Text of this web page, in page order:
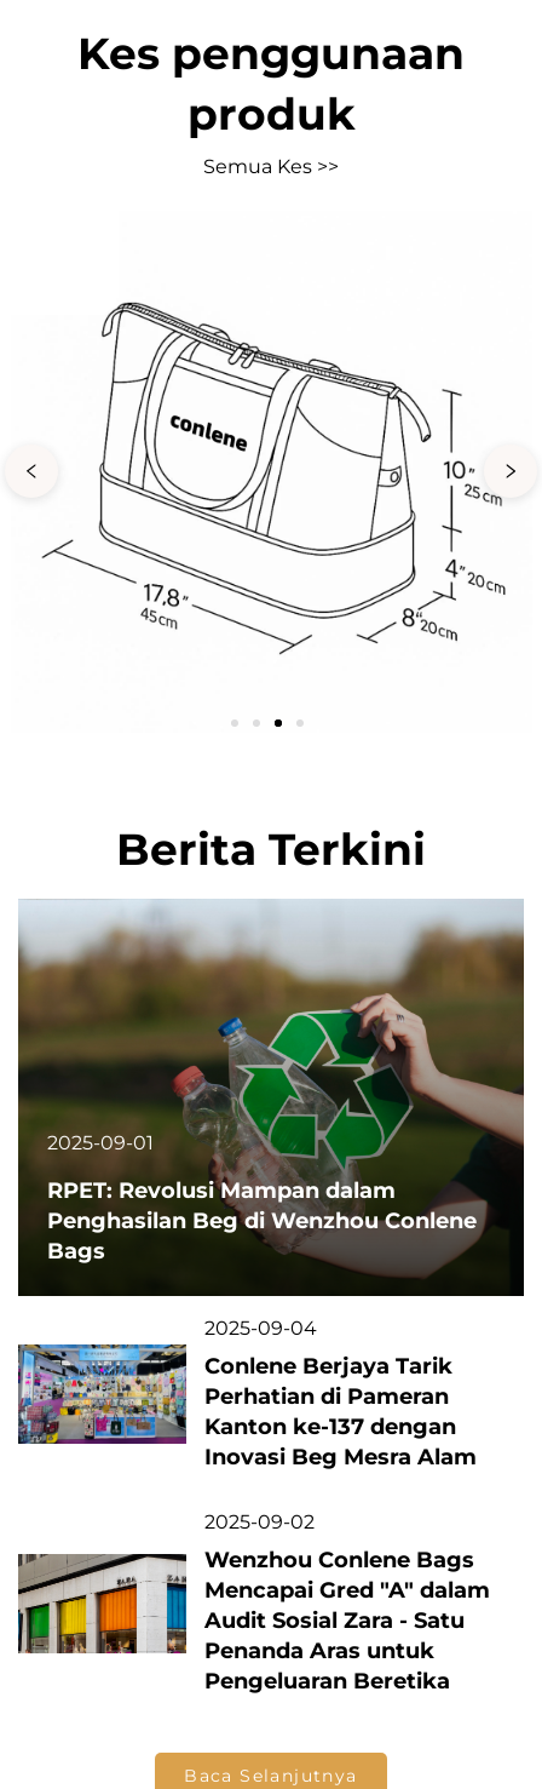
Kes penggunaan
produk
Semua Kes >>
Berita Terkini
2025-09-01
RPET: Revolusi Mampan dalam
Penghasilan Beg di Wenzhou Conlene
Bags
2025-09-04
Conlene Berjaya Tarik
Perhatian di Pameran
Kanton ke-137 dengan
Inovasi Beg Mesra Alam
2025-09-02
Wenzhou Conlene Bags
Mencapai Gred "A" dalam
Audit Sosial Zara - Satu
Penanda Aras untuk
Pengeluaran Beretika
Baca Selanjutnya